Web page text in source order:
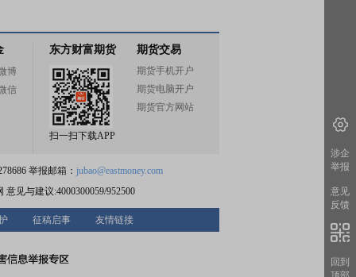
博
信
东方财富期货
扫一扫下载APP
期货交易
期货手机开户
期货电脑开户
期货官方网站
举报邮箱： jubao@eastmoney.com
意见与建议:4000300059/952500
征稿启事 友情链接
涉企
举报
意见
反馈
回到